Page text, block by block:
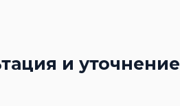
и уточнение